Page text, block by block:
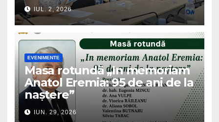
IUL. 2, 2026
EVENIMENTE
Masa rotundă „In memoriam
Anatol Eremia: 95 de ani de la
naștere”
IUN. 29, 2026